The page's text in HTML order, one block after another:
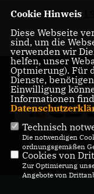
26.10.2021,
Cookie Hinweis
Diese Webseite
sind, um die
verwenden wir
helfen, unser
Optmierung). Für
Dienste,
Einwilligung
Informationen
Technisch
Die notwendigen
ordnungsgemäßen
Cookies von
Zur Optimierung
Angebote von